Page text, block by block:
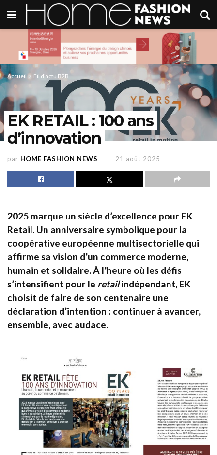
Accueil Fil d'actu B2B
EK RETAIL : 100 ans
d’innovation
par HOME FASHION NEWS 21 août 2025
2025 marque un siècle d’excellence pour EK
Retail. Un anniversaire symbolique pour la
coopérative européenne multisectorielle qui
affirme sa vision d’un commerce moderne,
humain et solidaire. À l’heure où les défis
s’intensifient pour le retailindépendant, EK
choisit de faire de son centenaire une
déclaration d’intention : continuer à avancer,
ensemble, avec audace.